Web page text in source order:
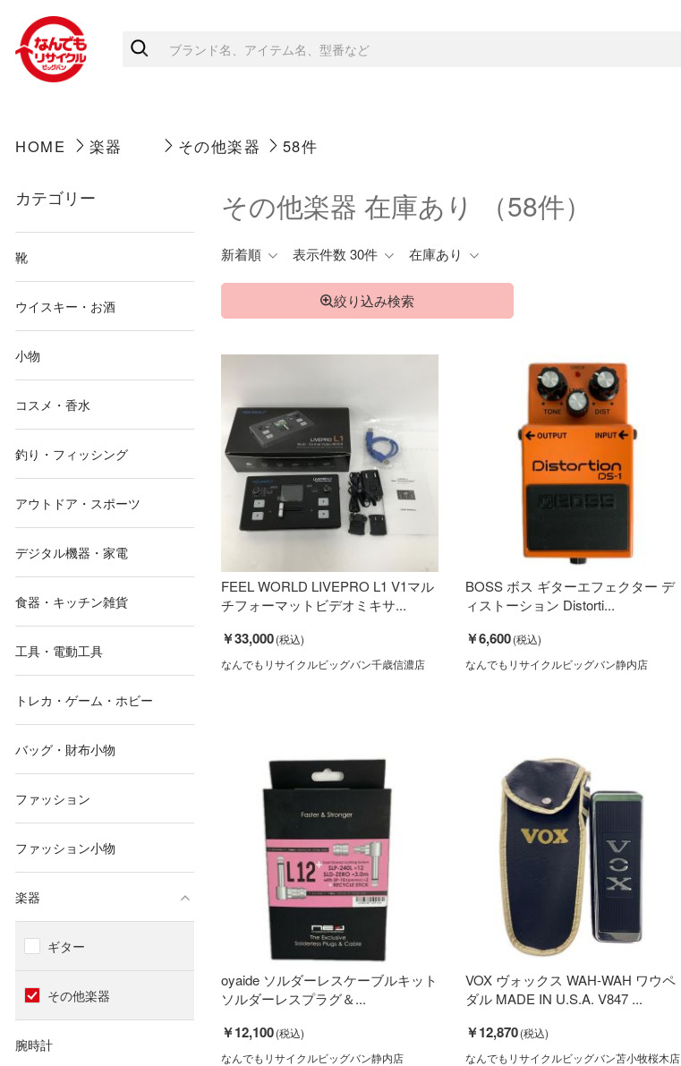
HOME 楽器 その他楽器 58件
カテゴリー
靴
ウイスキー・お酒
小物
コスメ・香水
釣り・フィッシング
アウトドア・スポーツ
デジタル機器・家電
食器・キッチン雑貨
工具・電動工具
トレカ・ゲーム・ホビー
バッグ・財布小物
ファッション
ファッション小物
楽器
ギター
その他楽器
腕時計
その他楽器 在庫あり （58件）
新着順 表示件数 30件 在庫あり
絞り込み検索
FEEL WORLD LIVEPRO L1 V1マル
チフォーマットビデオミキサ...
￥33,000
なんでもリサイクルビッグバン千歳信濃店
BOSS ボス ギターエフェクター デ
ィストーション Distorti...
￥6,600
なんでもリサイクルビッグバン静内店
oyaide ソルダーレスケーブルキット
ソルダーレスプラグ＆...
￥12,100
なんでもリサイクルビッグバン静内店
VOX ヴォックス WAH-WAH ワウペ
ダル MADE IN U.S.A. V847 ...
￥12,870
なんでもリサイクルビッグバン苫小牧桜木店